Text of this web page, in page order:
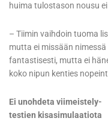
huima tulostason nousu
– Tiimin vaihdoin tuoma
mutta ei missään
fantastisesti, mutta ei
koko nipun kenties
Ei unohdeta viimeistely-
testien kisasimulaatiota